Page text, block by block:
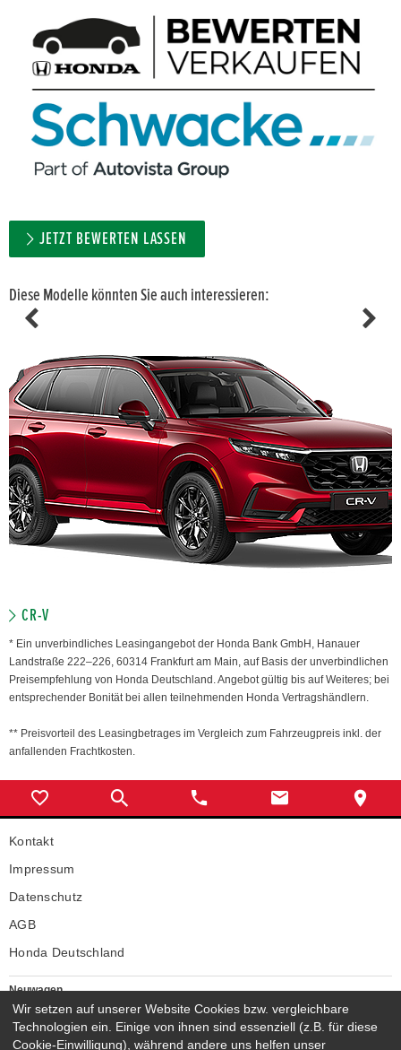
JETZT BEWERTEN LASSEN
Diese Modelle könnten Sie auch interessieren:
CR-V
* Ein unverbindliches Leasingangebot der Honda Bank GmbH, Hanauer
Landstraße 222–226, 60314 Frankfurt am Main, auf Basis der unverbindlichen
Preisempfehlung von Honda Deutschland. Angebot gültig bis auf Weiteres; bei
entsprechender Bonität bei allen teilnehmenden Honda Vertragshändlern.
** Preisvorteil des Leasingbetrages im Vergleich zum Fahrzeugpreis inkl. der
anfallenden Frachtkosten.
Kontakt
Impressum
Datenschutz
AGB
Honda Deutschland
Neuwagen
Honda Neuwagen
Gebrauchtwagen
Wir setzen auf unserer Website Cookies bzw. vergleichbare
Technologien ein. Einige von ihnen sind essenziell (z.B. für diese
Cookie-Einwilligung), während andere uns helfen unser